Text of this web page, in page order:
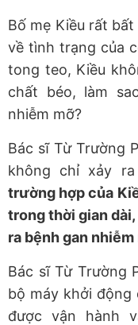
Bố mẹ Kiều rất
về tình trạng của
tong teo, Kiều
chất béo, làm
nhiễm mỡ?
Bác sĩ Từ Trường
không chỉ xảy
trường hợp của
trong thời gian
ra bệnh gan nhiễm
Bác sĩ Từ Trường
bộ máy khởi động
được vận hành